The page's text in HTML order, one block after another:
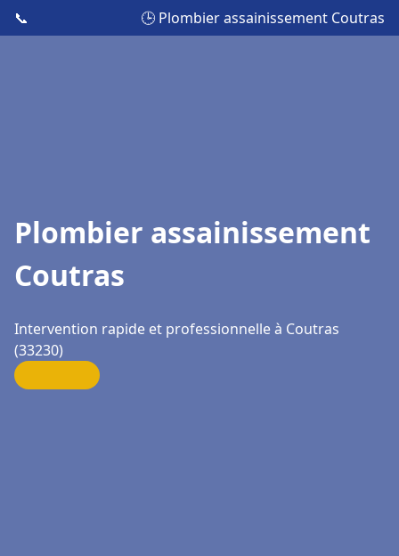
📞 🕒 Plombier assainissement Coutras
Plombier assainissement
Coutras
Intervention rapide et professionnelle à Coutras
(33230)